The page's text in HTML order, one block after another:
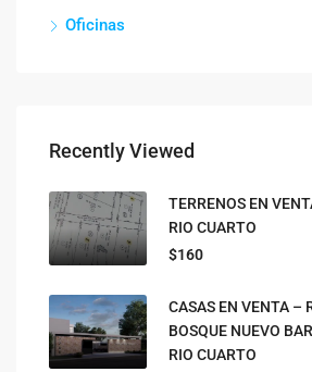
Oficinas
Recently Viewed
TERRENOS EN
RIO CUARTO
$160
CASAS EN VENTA –
BOSQUE NUEVO
RIO CUARTO